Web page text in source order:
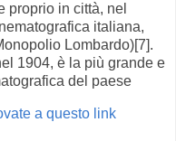
proprio in città, nel
italiana,
Lombardo)[7].
1904, è la più grande e
del paese
a questo link